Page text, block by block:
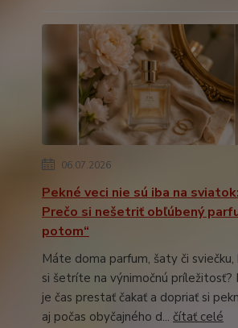
06.07.2026
Pekné veci nie sú iba na sviatok:
Prečo si nešetriť obľúbený
potom“
Máte doma parfum, šaty či
si šetríte na výnimočnú príležitosť?
je čas prestať čakať a dopriať si
aj počas obyčajného d... čítať celé